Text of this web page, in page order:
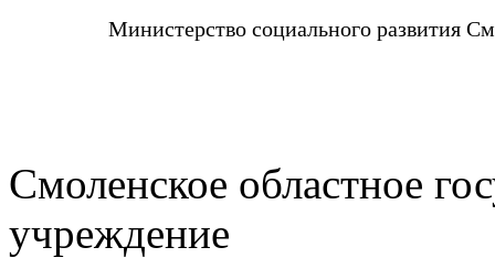
Министерство социального развития
Смоленское областное
учреждение